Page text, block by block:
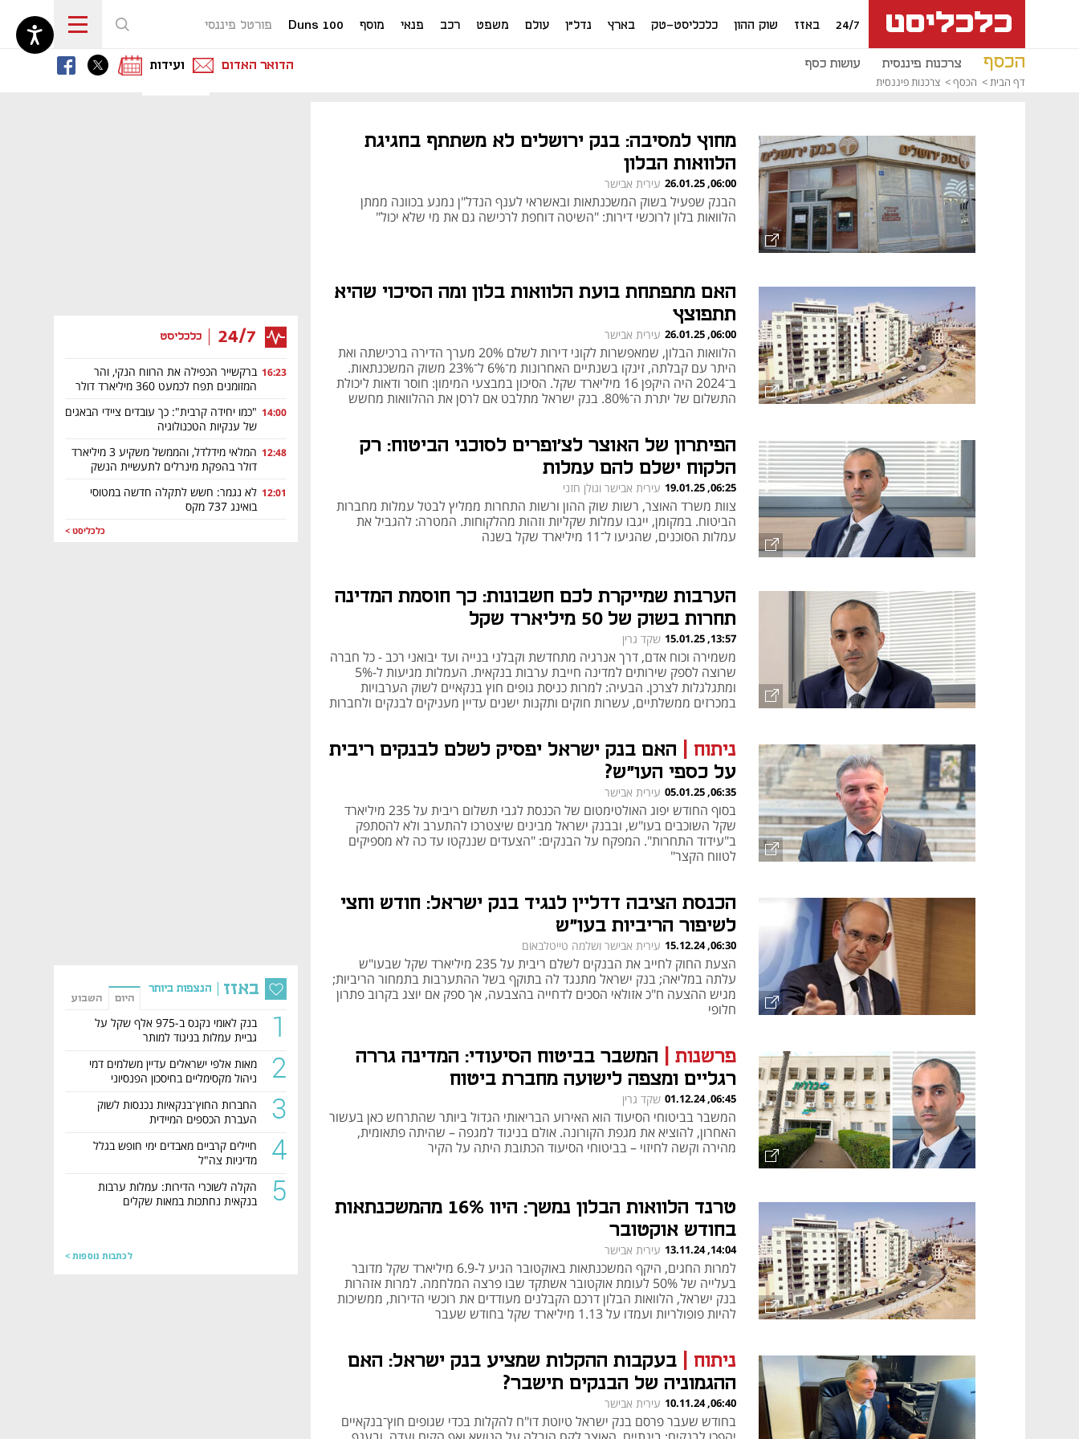
24/7 באזז שוק ההון כלכליסט-טק בארץ נדל"ן עולם משפט רכב פנאי מוסף Duns 100 פורטל פיננסי
הכסף צרכנות פיננסית עושות כסף
דף הבית הכסף צרכנות פיננסית
נפתח בכרטיסייה חדשה
נפתח בכרטיסייה חדשה
ועידות
נפתח בכרטיסייה חדשה
הדואר האדום
24/7 כלכליסט
16:23 ברקשייר הכפילה את הרווח הנקי, והר
המזומנים תפח לכמעט 360 מיליארד דולר
14:00 "כמו יחידה קרבית": כך עובדים ציידי הבאגים
של ענקיות הטכנולוגיה
12:48
המלאי מידלדל, והממשל משקיע 3 מיליארד
דולר בהפקת מינרלים לתעשיית הנשק
12:01 לא נגמר: חשש לתקלה חדשה במטוסי
בואינג 737 מקס
כלכליסט >
באזז הנצפות ביותר
היום השבוע
1
בנק לאומי נקנס ב-975 אלף שקל על
גביית עמלות בניגוד למותר
2
מאות אלפי ישראלים עדיין משלמים דמי
ניהול מקסימליים בחיסכון הפנסיוני
3
החברות החוץ־בנקאיות נכנסות לשוק
העברת הכספים המיידית
4
חיילים קרביים מאבדים ימי חופש בגלל
מדיניות צה"ל
5
הקלה לשוכרי הדירות: עמלות ערבות
בנקאית נחתכות במאות שקלים
לכתבות נוספות >
מחוץ למסיבה: בנק ירושלים לא משתתף בחגיגת
הלוואות הבלון
06:00, 26.01.25 עירית אבישר
הבנק שפעיל בשוק המשכנתאות ובאשראי לענף הנדל"ן נמנע בכוונה ממתן
הלוואות בלון לרוכשי דירות: "השיטה דוחפת לרכישה גם את מי שלא יכול"
האם מתפתחת בועת הלוואות בלון ומה הסיכוי שהיא
תתפוצץ
06:00, 26.01.25 עירית אבישר
הלוואות הבלון, שמאפשרות לקוני דירות לשלם 20% מערך הדירה ברכישתה ואת
היתר עם קבלתה, זינקו בשנתיים האחרונות מ־6% ל־23% משוק המשכנתאות.
ב־2024 היה היקפן 16 מיליארד שקל. הסיכון במבצעי המימון: חוסר ודאות ליכולת
התשלום של יתרת ה־80%. בנק ישראל מתלבט אם לרסן את ההלוואות מחשש
הפיתרון של האוצר לצ'ופרים לסוכני הביטוח: רק
הלקוח ישלם להם עמלות
06:25, 19.01.25 עירית אבישר וגולן חזני
צוות משרד האוצר, רשות שוק ההון ורשות התחרות ממליץ לבטל עמלות מחברות
הביטוח. במקומן, ייגבו עמלות שקליות וזהות מהלקוחות. המטרה: להגביל את
עמלות הסוכנים, שהגיעו ל־11 מיליארד שקל בשנה
הערבות שמייקרת לכם חשבונות: כך חוסמת המדינה
תחרות בשוק של 50 מיליארד שקל
13:57, 15.01.25 שקד גרין
משמירה וכוח אדם, דרך אנרגיה מתחדשת וקבלני בנייה ועד יבואני רכב - כל חברה
שרוצה לספק שירותים למדינה חייבת ערבות בנקאית. העמלות מגיעות ל-5%
ומתגלגלות לצרכן. הבעיה: למרות כניסת גופים חוץ בנקאיים לשוק הערבויות
במכרזים ממשלתיים, עשרות חוקים ותקנות ישנים עדיין מעניקים לבנקים ולחברות
ניתוח
האם בנק ישראל יפסיק לשלם לבנקים ריבית
על כספי העו"ש?
06:35, 05.01.25 עירית אבישר
בסוף החודש יפוג האולטימטום של הכנסת לגבי תשלום ריבית על 235 מיליארד
שקל השוכבים בעו"ש, ובבנק ישראל מבינים שיצטרכו להתערב ולא להסתפק
ב"עידוד התחרות". המפקח על הבנקים: "הצעדים שננקטו עד כה לא מספיקים
לטווח הקצר"
הכנסת הציבה דדליין לנגיד בנק ישראל: חודש וחצי
לשיפור הריביות בעו"ש
06:30, 15.12.24 עירית אבישר ושלמה טייטלבאום
הצעת החוק לחייב את הבנקים לשלם ריבית על 235 מיליארד שקל שבעו"ש
עלתה במליאה; בנק ישראל מתנגד לה בתוקף בשל ההתערבות בתמחור הריביות;
מגיש ההצעה ח"כ אזולאי הסכים לדחייה בהצבעה, אך ספק אם יוצג בקרוב פתרון
חלופי
פרשנות
המשבר בביטוח הסיעודי: המדינה גררה
רגליים ומצפה לישועה מחברת ביטוח
06:45, 01.12.24 שקד גרין
המשבר בביטוחי הסיעוד הוא האירוע הבריאותי הגדול ביותר שהתרחש כאן בעשור
האחרון, להוציא את מגפת הקורונה. אולם בניגוד למגפה – שהיתה פתאומית,
מהירה וקשה לחיזוי – בביטוחי הסיעוד הכתובת היתה על הקיר
טרנד הלוואות הבלון נמשך: היוו 16% מהמשכנתאות
בחודש אוקטובר
14:04, 13.11.24 עירית אבישר
למרות החגים, היקף המשכנתאות באוקטובר הגיע ל-6.9 מיליארד שקל מדובר
בעלייה של 50% לעומת אוקטובר אשתקד שבו פרצה המלחמה. למרות אזהרות
בנק ישראל, הלוואות הבלון דרכם הקבלנים מעודדים את רוכשי הדירות, ממשיכות
להיות פופולריות ועמדו על 1.13 מיליארד שקל בחודש שעבר
ניתוח
בעקבות ההקלות שמציע בנק ישראל: האם
ההגמוניה של הבנקים תישבר?
06:40, 10.11.24 עירית אבישר
בחודש שעבר פרסם בנק ישראל טיוטת דו"ח להקלות בכדי שגופים חוץ־בנקאיים